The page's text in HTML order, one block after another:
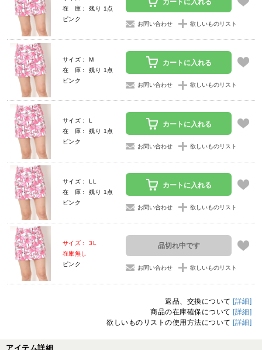
在 庫： 残り 1点
ピンク
カートに入れる
お問い合わせ 欲しいものリスト
サイズ： M
在 庫： 残り 1点
ピンク
カートに入れる
お問い合わせ 欲しいものリスト
サイズ： L
在 庫： 残り 1点
ピンク
カートに入れる
お問い合わせ 欲しいものリスト
サイズ： LL
在 庫： 残り 1点
ピンク
カートに入れる
お問い合わせ 欲しいものリスト
サイズ： 3L
在庫無し
ピンク
品切れ中です
お問い合わせ 欲しいものリスト
返品、交換について [詳細]
商品の在庫確保について [詳細]
欲しいものリストの使用方法について [詳細]
アイテム詳細